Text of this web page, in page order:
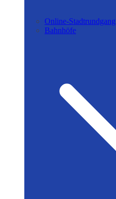
Online-Stadtrundgang
Bahnhöfe